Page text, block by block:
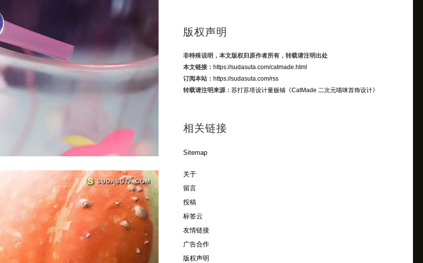
版权声明
非特殊说明，本文版权归原作者所有，转载请注明出处
本文链接： https://sudasuta.com/catmade.html
订阅本站： https://sudasuta.com/rss
转载请注明来源： 苏打苏塔设计量贩铺《CatMade 二次元喵咪首饰设计》
相关链接
Sitemap
关于
留言
投稿
标签云
友情链接
广告合作
版权声明